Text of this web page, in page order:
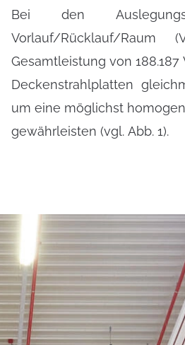
gewährleisten (vgl. Abb. 1).